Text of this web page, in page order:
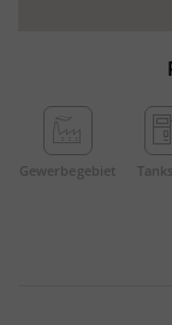
Gewerbe­gebiet